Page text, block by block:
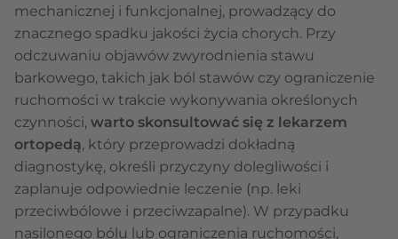
mechanicznej i funkcjonalnej, prowadzący do
znacznego spadku jakości życia chorych. Przy
odczuwaniu objawów zwyrodnienia stawu
barkowego, takich jak ból stawów czy ograniczenie
ruchomości w trakcie wykonywania określonych
czynności, warto skonsultować się z lekarzem
ortopedą, który przeprowadzi dokładną
diagnostykę, określi przyczyny dolegliwości i
zaplanuje odpowiednie leczenie (np. leki
przeciwbólowe i przeciwzapalne). W przypadku
nasilonego bólu lub ograniczenia ruchomości,